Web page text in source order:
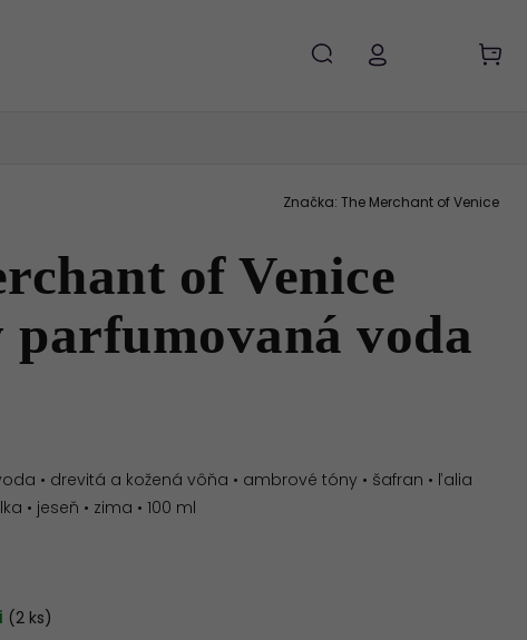
of Venice
voda
• drevitá a kožená vôňa • ambrové tóny • šafran • ľalia
• jeseň • zima • 100 ml
Značka: The Merchant of Venice
(2 ks)